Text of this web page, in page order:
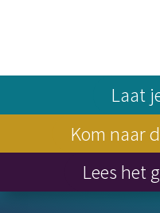
Laat
Kom naar
Lees het